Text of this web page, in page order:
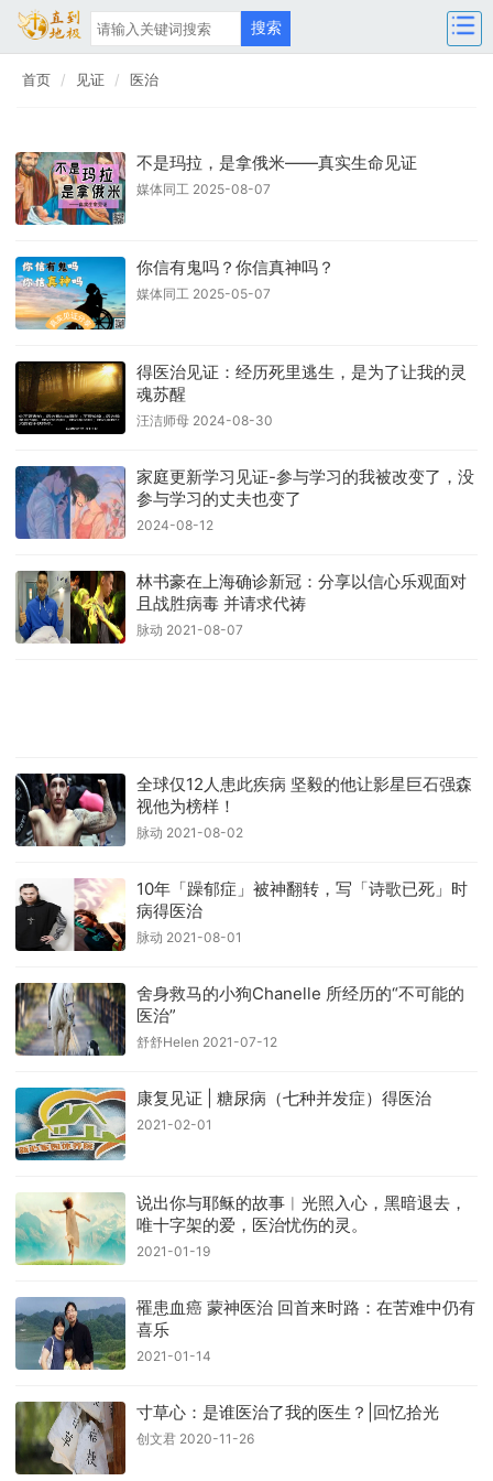
首页 见证 医治
不是玛拉，是拿俄米——真实生命见证
媒体同工 2025-08-07
你信有鬼吗？你信真神吗？
媒体同工 2025-05-07
得医治见证：经历死里逃生，是为了让我的灵
魂苏醒
汪洁师母 2024-08-30
家庭更新学习见证-参与学习的我被改变了，没
参与学习的丈夫也变了
2024-08-12
林书豪在上海确诊新冠：分享以信心乐观面对
且战胜病毒 并请求代祷
脉动 2021-08-07
全球仅12人患此疾病 坚毅的他让影星巨石强森
视他为榜样！
脉动 2021-08-02
10年「躁郁症」被神翻转，写「诗歌已死」时
病得医治
脉动 2021-08-01
舍身救马的小狗Chanelle 所经历的“不可能的
医治”
舒舒Helen 2021-07-12
康复见证 | 糖尿病（七种并发症）得医治
2021-02-01
说出你与耶稣的故事︱光照入心，黑暗退去，
唯十字架的爱，医治忧伤的灵。
2021-01-19
罹患血癌 蒙神医治 回首来时路：在苦难中仍有
喜乐
2021-01-14
寸草心：是谁医治了我的医生？|回忆拾光
创文君 2020-11-26